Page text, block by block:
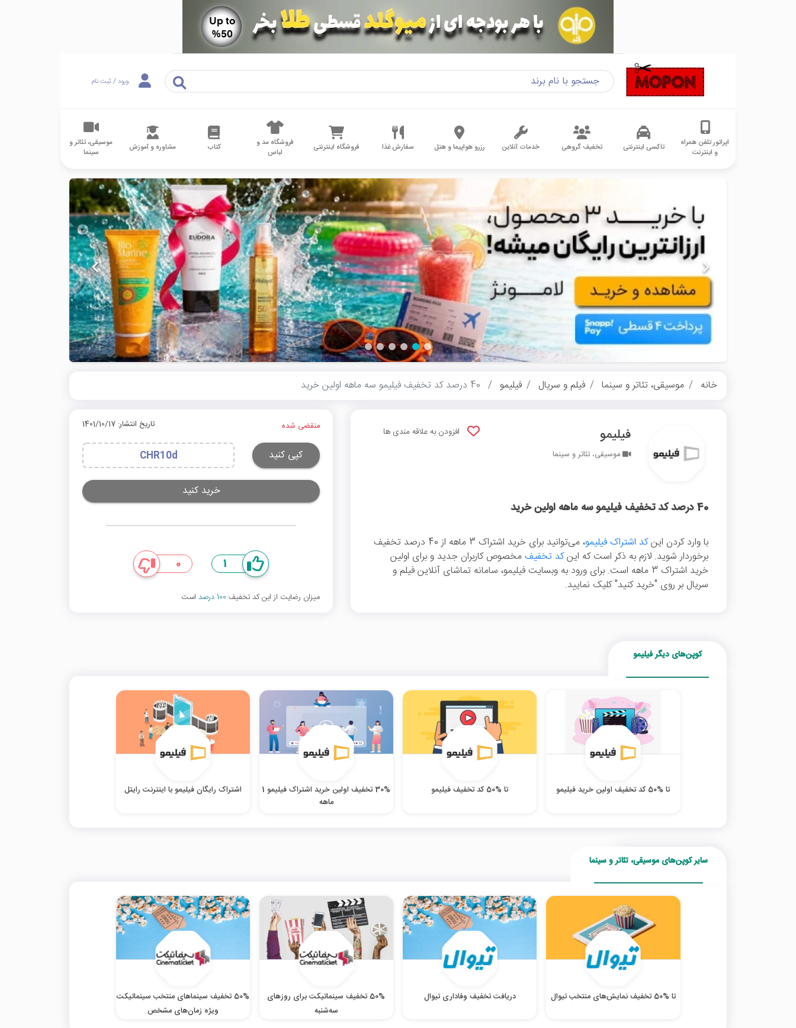
ورود / ثبت نام
اپراتور تلفن همراه
و اینترنت
تاکسی اینترنتی تخفیف گروهی خدمات آنلاین رزرو هواپیما و هتل سفارش غذا فروشگاه اینترنتی
فروشگاه مد و
لباس
کتاب مشاوره و آموزش
موسیقی، تئاتر و
سینما
خانه موسیقی، تئاتر و سینما فیلم و سریال فیلیمو
فیلیمو
موسیقی، تئاتر و سینما
افزودن به علاقه مندی ها
40 درصد کد تخفیف فیلیمو سه ماهه اولین خرید
با وارد کردن اینکد اشتراک فیلیمو
، می‌توانید برای خرید اشتراک 3 ماهه از 40 درصد تخفیف
برخوردار شوید. لازم به ذکر است که اینکد تخفیفمخصوص کاربران جدید و برای اولین
خرید اشتراک 3 ماهه است. برای ورود به وبسایت فیلیمو، سامانه تماشای آنلاین فیلم و
سریال بر روی "خرید کنید" کلیک نمایید.
منقضی شده تاریخ انتشار: 1401/10/17
کپی کنید CHR10d
خرید کنید
1
0
میزان رضایت از این کد تخفیف 100 درصد است
کوپن‌های دیگر فیلیمو
تا %50 کد تخفیف اولین خرید فیلیمو تا %50 کد تخفیف فیلیمو
30% تخفیف اولین خرید اشتراک فیلیمو 1
ماهه
اشتراک رایگان فیلیمو با اینترنت رایتل
سایر کوپن‌های موسیقی، تئاتر و سینما
تا %50 تخفیف نمایش‌های منتخب تیوال دریافت تخفیف وفاداری تیوال
50% تخفیف سینماتیکت برای روزهای
سه‌شنبه‌
50% تخفیف سینماهای منتخب سینماتیکت
ویژه زمان‌های مشخص